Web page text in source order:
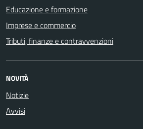
Educazione e formazione
Imprese e commercio
Tributi, finanze e contravvenzioni
NOVITÀ
Notizie
Avvisi